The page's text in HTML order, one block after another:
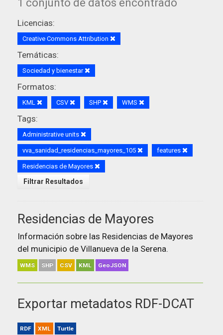
1 conjunto de datos encontrado
Licencias:
Creative Commons Attribution
Temáticas:
Sociedad y bienestar
Formatos:
KML CSV SHP WMS
Tags:
Administrative units
vva_sanidad_residencias_mayores_105 features
Residencias de Mayores
Filtrar Resultados
Residencias de Mayores
Información sobre las Residencias de Mayores
del municipio de Villanueva de la Serena.
WMS SHP CSV KML GeoJSON
Exportar metadatos RDF-DCAT
RDF XML Turtle